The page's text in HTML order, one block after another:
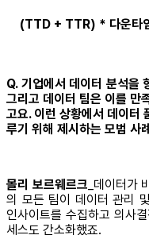
(TTD + TTR) * 다운타
Q. 기업에서 데이터 분석을
그리고 데이터 팀은 이를 만
고요. 이런 상황에서 데이터
루기 위해 제시하는 모범 사
몰리 보르웨르크 _데이터가
의 모든 팀이 데이터 관리
인사이트를 수집하고 의사
세스도 간소화했죠.